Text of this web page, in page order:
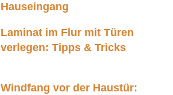
Hauseingang
Laminat im Flur mit Türen
verlegen: Tipps & Tricks
Windfang vor der Haustür: